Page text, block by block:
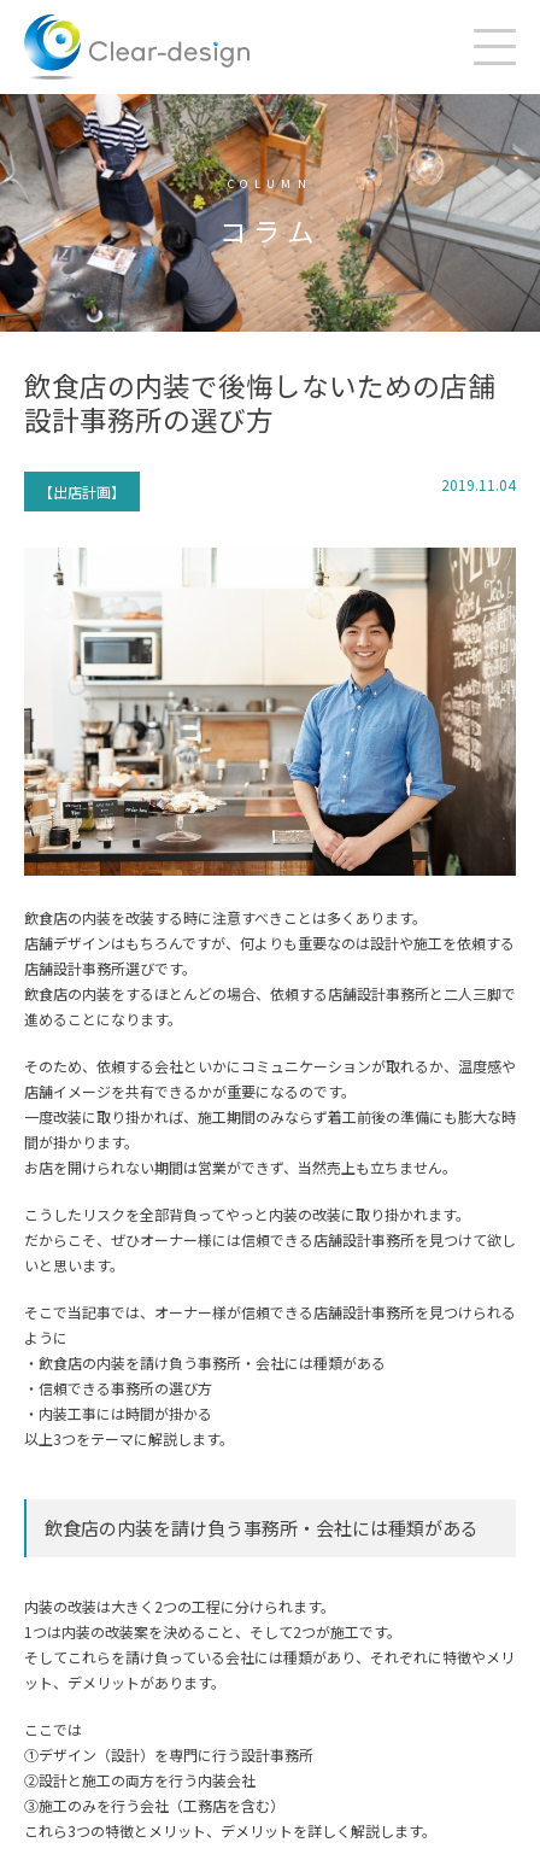
content
COLUMN
コラム
飲食店の内装で後悔しないための店舗
設計事務所の選び方
【出店計画】 2019.11.04
飲食店の内装を改装する時に注意すべきことは多くあります。
店舗デザインはもちろんですが、何よりも重要なのは設計や施工を依頼する
店舗設計事務所選びです。
飲食店の内装をするほとんどの場合、依頼する店舗設計事務所と二人三脚で
進めることになります。
そのため、依頼する会社といかにコミュニケーションが取れるか、温度感や
店舗イメージを共有できるかが重要になるのです。
一度改装に取り掛かれば、施工期間のみならず着工前後の準備にも膨大な時
間が掛かります。
お店を開けられない期間は営業ができず、当然売上も立ちません。
こうしたリスクを全部背負ってやっと内装の改装に取り掛かれます。
だからこそ、ぜひオーナー様には信頼できる店舗設計事務所を見つけて欲し
いと思います。
そこで当記事では、オーナー様が信頼できる店舗設計事務所を見つけられる
ように
・飲食店の内装を請け負う事務所・会社には種類がある
・信頼できる事務所の選び方
・内装工事には時間が掛かる
以上3つをテーマに解説します。
飲食店の内装を請け負う事務所・会社には種類がある
内装の改装は大きく2つの工程に分けられます。
1つは内装の改装案を決めること、そして2つが施工です。
そしてこれらを請け負っている会社には種類があり、それぞれに特徴やメリ
ット、デメリットがあります。
ここでは
①デザイン（設計）を専門に行う設計事務所
②設計と施工の両方を行う内装会社
③施工のみを行う会社（工務店を含む）
これら3つの特徴とメリット、デメリットを詳しく解説します。